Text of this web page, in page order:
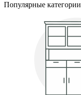
Популярные категории